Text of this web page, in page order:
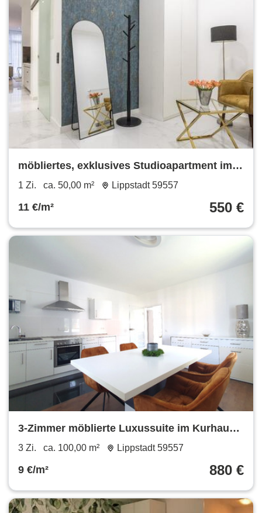
möbliertes, exklusives Studioapartment im
SalinenparcINN in Bad Waldliesborn
1 Zi. ca. 50,00 m² Lippstadt 59557
11 €/m² 550 €
3-Zimmer möblierte Luxussuite im Kurhaus
in Bad Westernkotten
3 Zi. ca. 100,00 m² Lippstadt 59557
9 €/m² 880 €